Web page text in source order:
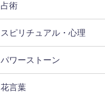
占術
スピリチュアル・心理
パワーストーン
花言葉